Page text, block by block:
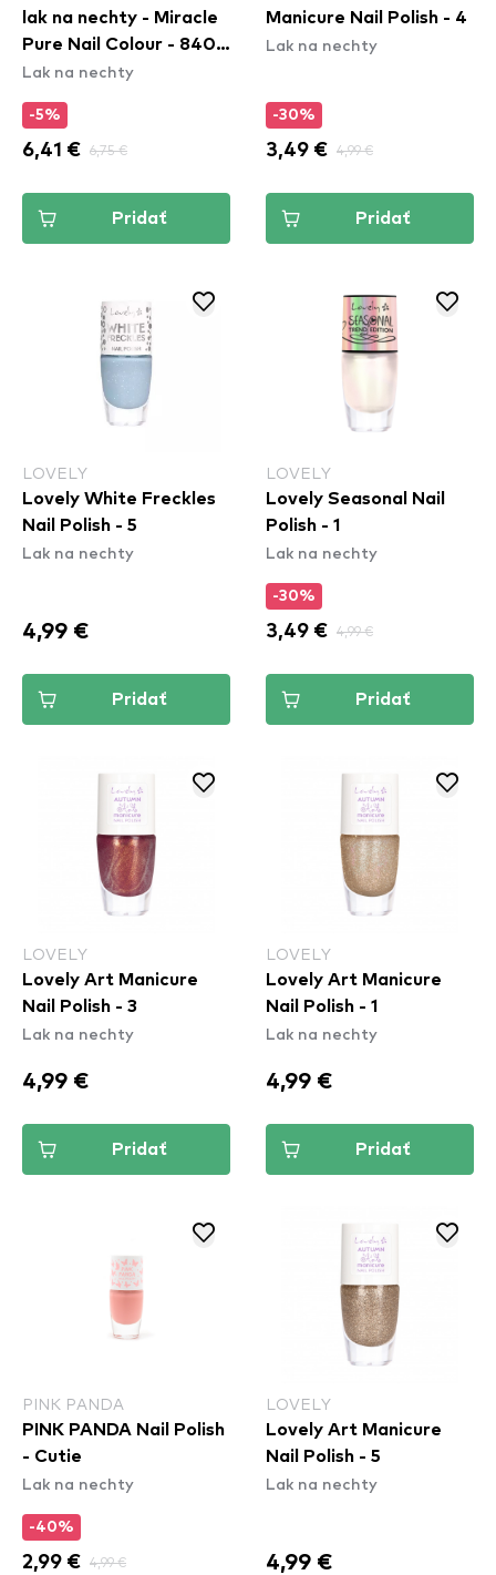
lak na nechty - Miracle
Pure Nail Colour - 840
Moonstone Blue
Lak na nechty
-5%
6,41 € 6,75 €
Pridať
Manicure Nail Polish - 4
Lak na nechty
-30%
3,49 € 4,99 €
Pridať
LOVELY
Lovely White Freckles
Nail Polish - 5
Lak na nechty
4,99 €
Pridať
LOVELY
Lovely Seasonal Nail
Polish - 1
Lak na nechty
-30%
3,49 € 4,99 €
Pridať
LOVELY
Lovely Art Manicure
Nail Polish - 3
Lak na nechty
4,99 €
Pridať
LOVELY
Lovely Art Manicure
Nail Polish - 1
Lak na nechty
4,99 €
Pridať
PINK PANDA
PINK PANDA Nail Polish
- Cutie
Lak na nechty
-40%
2,99 € 4,99 €
LOVELY
Lovely Art Manicure
Nail Polish - 5
Lak na nechty
4,99 €